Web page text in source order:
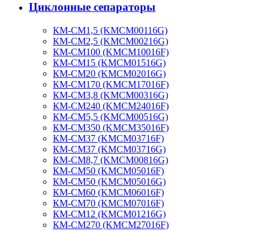
Циклонные сепараторы
КМ-СМ1,5 (KMCM00116G)
КМ-СМ2,5 (KMCM00216G)
КМ-СМ100 (KMCM10016F)
КМ-СМ15 (KMCM01516G)
КМ-СМ20 (KMCM02016G)
КМ-СМ170 (KMCM17016F)
КМ-СМ3,8 (KMCM00316G)
КМ-СМ240 (KMCM24016F)
КМ-СМ5,5 (KMCM00516G)
КМ-СМ350 (KMCM35016F)
КМ-СМ37 (KMCM03716F)
КМ-СМ37 (KMCM03716G)
КМ-СМ8,7 (KMCM00816G)
КМ-СМ50 (KMCM05016F)
КМ-СМ50 (KMCM05016G)
КМ-СМ60 (KMCM06016F)
КМ-СМ70 (KMCM07016F)
КМ-СМ12 (KMCM01216G)
КМ-СМ270 (KMCM27016F)